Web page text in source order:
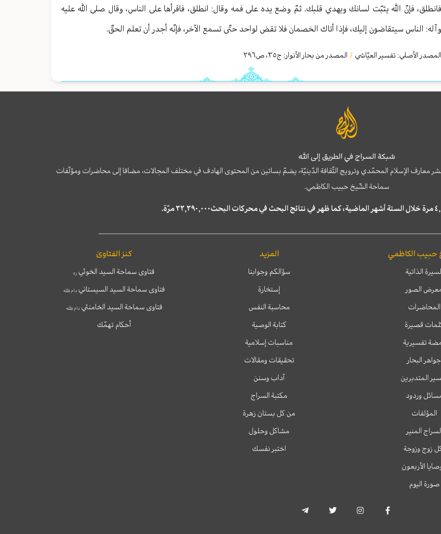
فانطلق، فإنّ الله يثبّت لسانك ويهدي قلبك. ثمّ وضع يده على فمه وقال: انطلق، فاقرأها على الناس، وقال صلى الله عليه
وآله: الناس سيتقاضون إليك، فإذا أتاك الخصمان فلا تقض لواحد حتّى تسمع الآخر، فإنّه أجدر أن تعلم الحقّ.
المصدر الأصلي: تفسير العيّاشي / المصدر من بحار الأنوار: ج٣٥، ص٢٩٦
شبكة السراج في الطريق إلى الله
معارف الإسلام المحمّدي وترويج الثّقافة الدّينيّة، يضمّ بساتين من المحتوى الهادف في مختلف المجالات، مضافا إلى محاضرات ومؤلّفات
سماحة الشّيخ حبيب الكاظمي.
حبيب الكاظمي
الذاتية
الصور
المحاضرات
قصيرة
تفسيرية
جواهر البحار
المتدبرين
وردود
المؤلفات
المنير
زوج وزوجة
الأربعون
صورة اليوم
المزيد
سؤالكم وجوابنا
إستخارة
محاسبة النفس
كتابة الوصية
مناسبات إسلامية
تحقيقات ومقالات
آداب وسنن
مكتبة السراج
من كل بستان زهرة
مشاكل وحلول
اختبر نفسك
كنز الفتاوىٰ
فتاوى سماحة السيد الخوئي ره
فتاوى سماحة السيد السيستاني دام ظله
فتاوى سماحة السيد الخامنئيدام ظله
أحكام تهمّك
a
c
s
i
l